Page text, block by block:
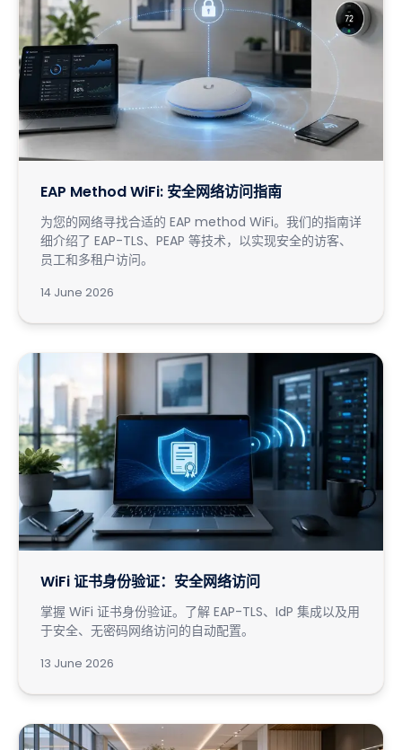
EAP Method WiFi: 安全网络访问指南
为您的网络寻找合适的 EAP method WiFi。我们的指南详
细介绍了 EAP-TLS、PEAP 等技术，以实现安全的访客、
员工和多租户访问。
14 June 2026
WiFi 证书身份验证：安全网络访问
掌握 WiFi 证书身份验证。了解 EAP-TLS、IdP 集成以及用
于安全、无密码网络访问的自动配置。
13 June 2026